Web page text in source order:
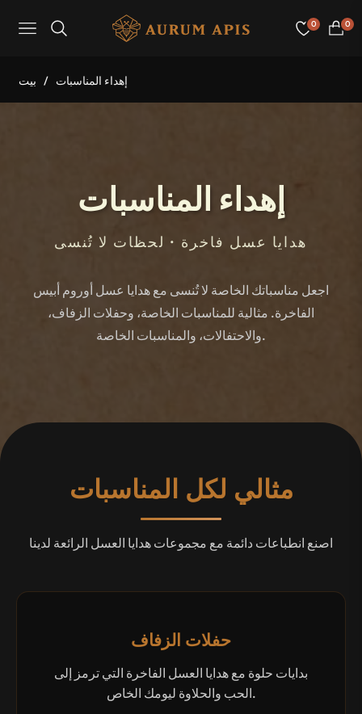
Navigation
0
عربة
0
بيت / إهداء المناسبات
إهداء المناسبات
هدايا عسل فاخرة • لحظات لا تُنسى
اجعل مناسباتك الخاصة لا تُنسى مع هدايا عسل أوروم أبيس
الفاخرة. مثالية للمناسبات الخاصة، وحفلات الزفاف،
والاحتفالات، والمناسبات الخاصة.
مثالي لكل المناسبات
اصنع انطباعات دائمة مع مجموعات هدايا العسل الرائعة لدينا
حفلات الزفاف
بدايات حلوة مع هدايا العسل الفاخرة التي ترمز إلى
الحب والحلاوة ليومك الخاص.